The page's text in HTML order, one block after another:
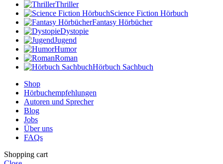
Thriller
Science Fiction Hörbuch
Fantasy Hörbücher
Dystopie
Jugend
Humor
Roman
Hörbuch Sachbuch
Shop
Hörbuchempfehlungen
Autoren und Sprecher
Blog
Jobs
Über uns
FAQs
Shopping cart